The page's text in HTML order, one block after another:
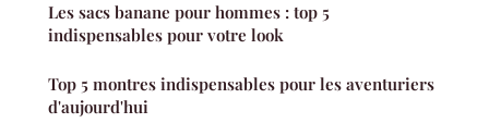
Les sacs banane pour hommes : top 5
indispensables pour votre look
Top 5 montres indispensables pour les aventuriers
d'aujourd'hui